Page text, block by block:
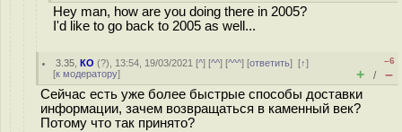
Hey man, how are you doing there in 2005?
I'd like to go back to 2005 as well...
3.35 ,КО (?), 13:54, 19/03/2021 [^] [^^] [^^^] [ответить][↑]
[к модератору]
–6
+ / –
Сейчас есть уже более быстрые способы доставки
информации, зачем возвращаться в каменный век?
Потому что так принято?